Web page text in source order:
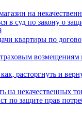
на
в суд по закону о
квартиры по
расторгнуть и
на некачественных
по защите прав